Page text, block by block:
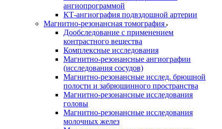
ангиопрограммой
КТ-ангиография подвздошной артерии
Магнитно-резонансная томография
Дообследование с применением
контрастного вещества
Комплексные исследования
Магнитно-резонансные ангиографии
(исследования сосудов)
Магнитно-резонансные исслед. брюшной
полости и забрюшинного пространства
Магнитно-резонансные исследования
головы
Магнитно-резонансные исследования
молочных желез